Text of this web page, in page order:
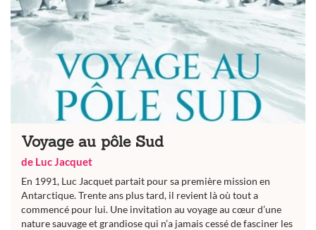
Voyage au pôle Sud
de Luc Jacquet
En 1991, Luc Jacquet partait pour sa première mission en
Antarctique. Trente ans plus tard, il revient là où tout a
commencé pour lui. Une invitation au voyage au cœur d’une
nature sauvage et grandiose qui n’a jamais cessé de fasciner les